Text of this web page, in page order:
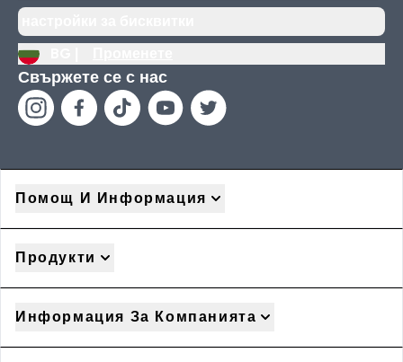
Свържете се с нас
Помощ И Информация
Продукти
Информация За Компанията